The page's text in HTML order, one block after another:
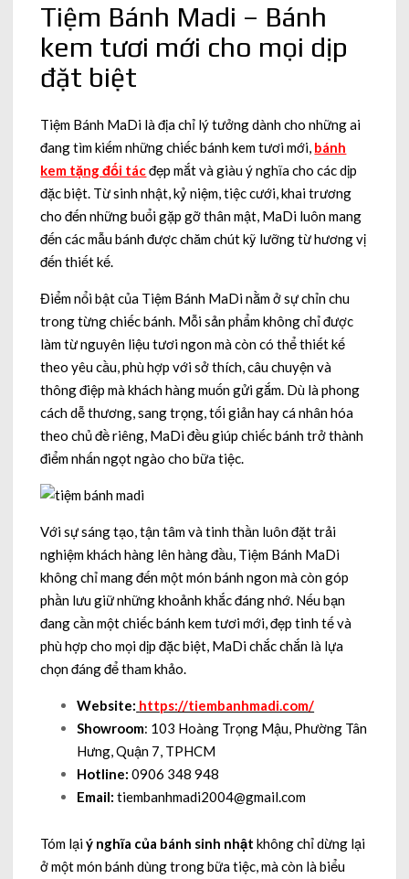
Tiệm Bánh Madi – Bánh
kem tươi mới cho mọi dịp
đặt biệt
Tiệm Bánh MaDi là địa chỉ lý tưởng dành cho những ai
đang tìm kiếm những chiếc bánh kem tươi mới, bánh
kem tặng đối tácđẹp mắt và giàu ý nghĩa cho các dịp
đặc biệt. Từ sinh nhật, kỷ niệm, tiệc cưới, khai trương
cho đến những buổi gặp gỡ thân mật, MaDi luôn mang
đến các mẫu bánh được chăm chút kỹ lưỡng từ hương vị
đến thiết kế.
Điểm nổi bật của Tiệm Bánh MaDi nằm ở sự chỉn chu
trong từng chiếc bánh. Mỗi sản phẩm không chỉ được
làm từ nguyên liệu tươi ngon mà còn có thể thiết kế
theo yêu cầu, phù hợp với sở thích, câu chuyện và
thông điệp mà khách hàng muốn gửi gắm. Dù là phong
cách dễ thương, sang trọng, tối giản hay cá nhân hóa
theo chủ đề riêng, MaDi đều giúp chiếc bánh trở thành
điểm nhấn ngọt ngào cho bữa tiệc.
Với sự sáng tạo, tận tâm và tinh thần luôn đặt trải
nghiệm khách hàng lên hàng đầu, Tiệm Bánh MaDi
không chỉ mang đến một món bánh ngon mà còn góp
phần lưu giữ những khoảnh khắc đáng nhớ. Nếu bạn
đang cần một chiếc bánh kem tươi mới, đẹp tinh tế và
phù hợp cho mọi dịp đặc biệt, MaDi chắc chắn là lựa
chọn đáng để tham khảo.
Website: https://tiembanhmadi.com/
Showroom: 103 Hoàng Trọng Mậu, Phường Tân
Hưng, Quận 7, TPHCM
Hotline: 0906 348 948
Email: tiembanhmadi2004@gmail.com
Tóm lạiý nghĩa của bánh sinh nhật không chỉ dừng lại
ở một món bánh dùng trong bữa tiệc, mà còn là biểu